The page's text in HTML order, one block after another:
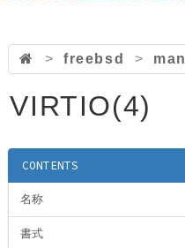
> freebsd > man
VIRTIO(4)
CONTENTS
名称
書式